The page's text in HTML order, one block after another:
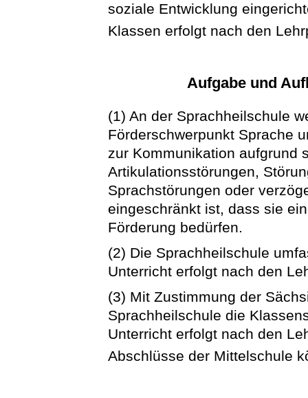
soziale Entwicklung
Klassen erfolgt nach den
Aufgabe und
(1) An der Sprachheilschule
Förderschwerpunkt Sprache
zur Kommunikation aufgrund
Artikulationsstörungen,
Sprachstörungen oder
eingeschränkt ist, dass sie
Förderung bedürfen.
(2) Die Sprachheilschule
Unterricht erfolgt nach den
(3) Mit Zustimmung der
Sprachheilschule die
Unterricht erfolgt nach den
Abschlüsse der Mittelschule